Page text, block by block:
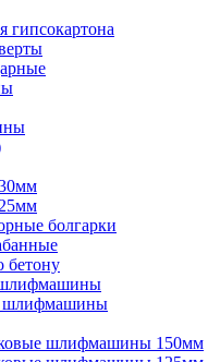
гипсокартона
болгарки
шлифмашины
шлифмашины 150мм